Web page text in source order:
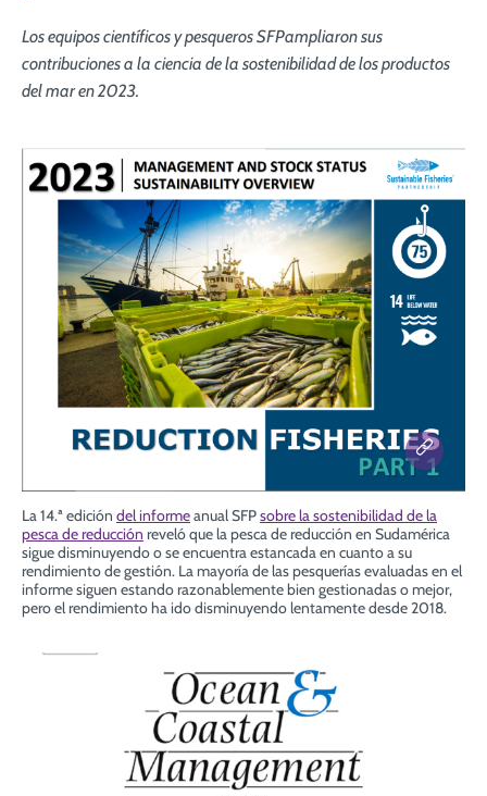
Los equipos científicos y pesqueros SFPampliaron sus
contribuciones a la ciencia de la sostenibilidad de los productos
del mar en 2023.
La 14.ª edición del informeanual SFPsobre la sostenibilidad de la
pesca de reducción reveló que la pesca de reducción en Sudamérica
sigue disminuyendo o se encuentra estancada en cuanto a su
rendimiento de gestión. La mayoría de las pesquerías evaluadas en el
informe siguen estando razonablemente bien gestionadas o mejor,
pero el rendimiento ha ido disminuyendo lentamente desde 2018.